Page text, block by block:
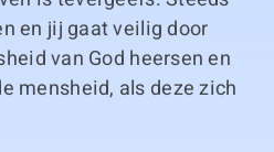
en jij gaat veilig door
van God heersen en
mensheid, als deze zich